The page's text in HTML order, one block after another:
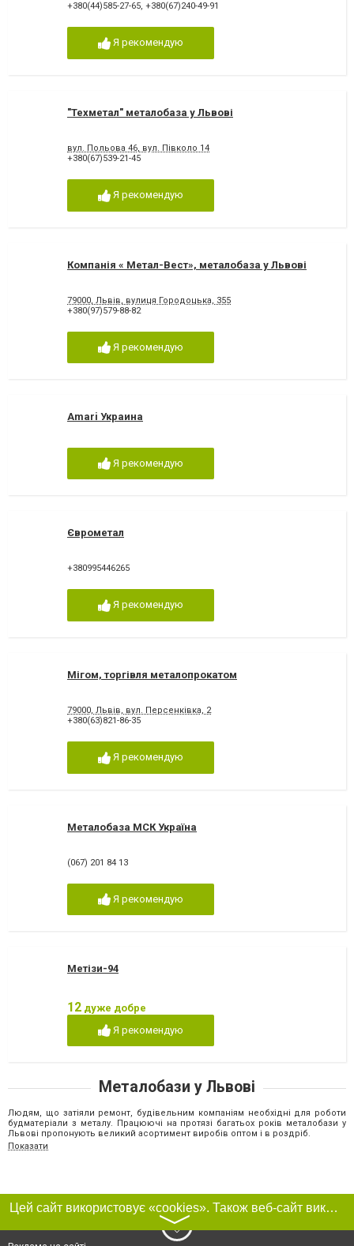
+380(44)585-27-65, +380(67)240-49-91
Я рекомендую
"Техметал" металобаза у Львові
вул. Польова 46, вул. Півколо 14
+380(67)539-21-45
Я рекомендую
Компанія « Метал-Вест», металобаза у Львові
79000, Львів, вулиця Городоцька, 355
+380(97)579-88-82
Я рекомендую
Amari Украина
Я рекомендую
Єврометал
+380995446265
Я рекомендую
Мігом, торгівля металопрокатом
79000, Львів, вул. Персенківка, 2
+380(63)821-86-35
Я рекомендую
Металобаза МСК Україна
(067) 201 84 13
Я рекомендую
Метізи-94
12 дуже добре
Я рекомендую
Металобази у Львові
Людям, що затіяли ремонт, будівельним компаніям необхідні для роботи
будматеріали з металу. Працюючі на протязі багатьох років металобази у
Львові пропонують великий асортимент виробів оптом і в роздріб.
Адреси та контактні дані складів розміщені на сайті міста. Також на сайті є
на них необхідно зв'язатися з менеджером обраної фірми за телефоном,
вказаним на веб-сайті чи залишити запит в формі зворотного зв'язку.
Асортимент металобаз
Показати
Цей сайт використовує «cookies». Також веб-сайт використовує інтернет-сервіс для збору технічних даних стосовно відвідувачів з метою отримання маркетингової та статистичної інформації. Умови обробки даних відвідувачів сайту див.
〉